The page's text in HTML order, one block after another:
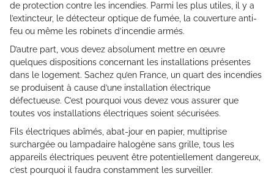
de protection contre les incendies. Parmi les plus utiles, il y a
l’extincteur, le détecteur optique de fumée, la couverture anti-
feu ou même les robinets d’incendie armés.
D’autre part, vous devez absolument mettre en œuvre
quelques dispositions concernant les installations présentes
dans le logement. Sachez qu’en France, un quart des incendies
se produisent à cause d’une installation électrique
défectueuse. C’est pourquoi vous devez vous assurer que
toutes vos installations électriques soient sécurisées.
Fils électriques abîmés, abat-jour en papier, multiprise
surchargée ou lampadaire halogène sans grille, tous les
appareils électriques peuvent être potentiellement dangereux,
c’est pourquoi il faudra constamment les surveiller.